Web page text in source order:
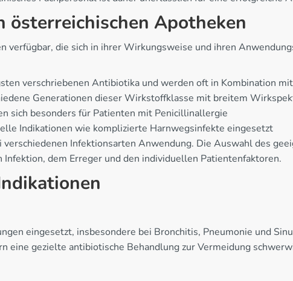
Apotheken
verfügbar, die sich in ihrer Wirkungsweise und ihren
verschriebenen Antibiotika und werden oft in Kombination
Generationen dieser Wirkstoffklasse mit breitem
sich besonders für Patienten mit Penicillinallergie
Indikationen wie komplizierte Harnwegsinfekte eingesetzt
Infektionsarten Anwendung. Die Auswahl des
dem Erreger und den individuellen Patientenfaktoren.
eingesetzt, insbesondere bei Bronchitis, Pneumonie und
eine gezielte antibiotische Behandlung zur Vermeidung